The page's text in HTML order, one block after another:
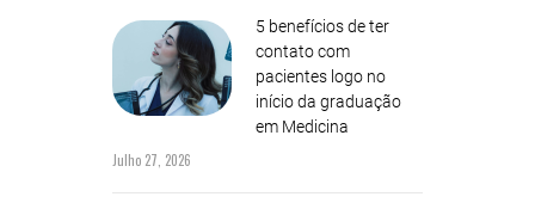
5 benefícios de ter
contato com
pacientes logo no
início da graduação
em Medicina
Julho 27, 2026